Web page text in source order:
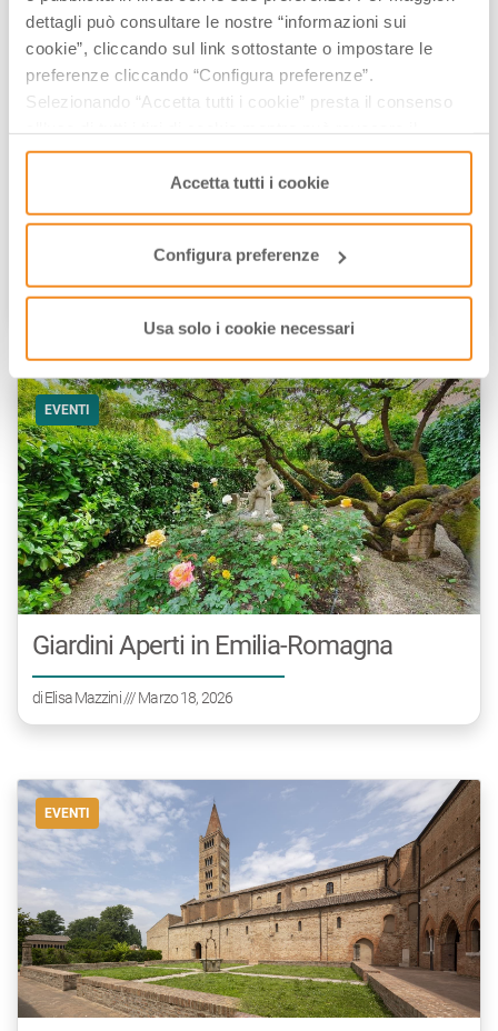
dettagli può consultare le nostre “informazioni sui
cookie”, cliccando sul link sottostante o impostare le
preferenze cliccando “Configura preferenze”.
Selezionando “Accetta tutti i cookie” presta il consenso
consenso cliccando su “Usa solo i cookie necessari” e
saranno attivati i soli cookie tecnici necessari al corretto
funzionamento del sito.
Accetta tutti i cookie
Configura preferenze
Usa solo i cookie necessari
Pasqua e Ponti 2026 in Emilia-Romagna
diElisa Mazzini/// Marzo 19, 2026
EVENTI
Giardini Aperti in Emilia-Romagna
diElisa Mazzini/// Marzo 18, 2026
EVENTI